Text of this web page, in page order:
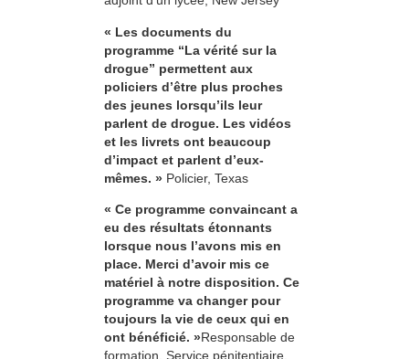
« Les documents du
programme “La vérité sur la
drogue” permettent aux
policiers d’être plus proches
des jeunes lorsqu’ils leur
parlent de drogue. Les vidéos
et les livrets ont beaucoup
d’impact et parlent d’eux-
mêmes. » Policier, Texas
« Ce programme convaincant a
eu des résultats étonnants
lorsque nous l’avons mis en
place. Merci d’avoir mis ce
matériel à notre disposition. Ce
programme va changer pour
toujours la vie de ceux qui en
ont bénéficié. »Responsable de
formation, Service pénitentiaire,